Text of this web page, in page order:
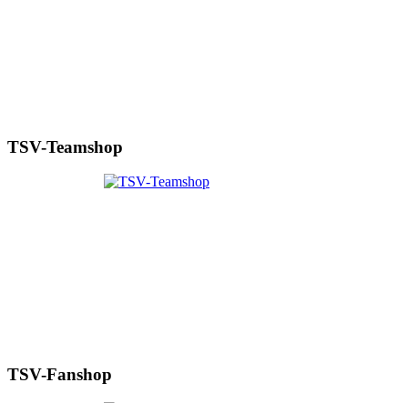
TSV-Teamshop
TSV-Fanshop